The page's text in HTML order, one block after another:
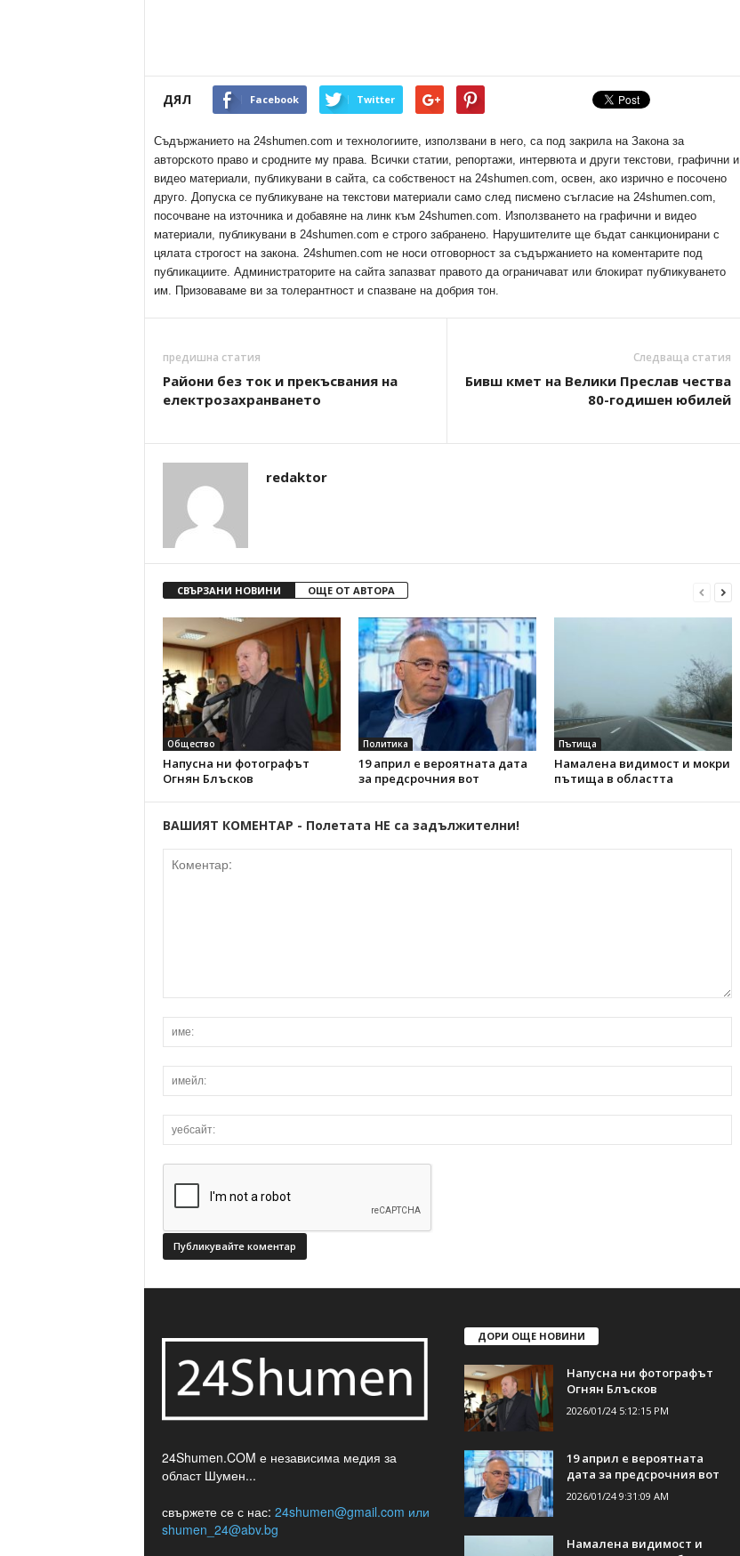
ДЯЛ Facebook Twitter
Съдържанието на 24shumen.com и технологиите, използвани в него, са под закрила на Закона за
авторското право и сродните му права. Всички статии, репортажи, интервюта и други текстови, графични и
видео материали, публикувани в сайта, са собственост на 24shumen.com, освен, ако изрично е посочено
друго. Допуска се публикуване на текстови материали само след писмено съгласие на 24shumen.com,
посочване на източника и добавяне на линк към 24shumen.com. Използването на графични и видео
материали, публикувани в 24shumen.com е строго забранено. Нарушителите ще бъдат санкционирани с
цялата строгост на закона. 24shumen.com не носи отговорност за съдържанието на коментарите под
публикациите. Администраторите на сайта запазват правото да ограничават или блокират публикуването
им. Призоваваме ви за толерантност и спазване на добрия тон.
предишна статия
Райони без ток и прекъсвания на
електрозахранването
Следваща статия
Бивш кмет на Велики Преслав чества
80-годишен юбилей
redaktor
СВЪРЗАНИ НОВИНИ ОЩЕ ОТ АВТОРА
Общество
Напусна ни фотографът
Огнян Блъсков
Политика
19 април е вероятната дата
за предсрочния вот
Пътища
Намалена видимост и мокри
пътища в областта
ВАШИЯТ КОМЕНТАР - Полетата НЕ са задължителни!
24Shumen.COM е независима медия за
област Шумен...
свържете се с нас: 24shumen@gmail.com или
shumen_24@abv.bg
ДОРИ ОЩЕ НОВИНИ
Напусна ни фотографът
Огнян Блъсков
2026/01/24 5:12:15 PM
19 април е вероятната
дата за предсрочния вот
2026/01/24 9:31:09 AM
Намалена видимост и